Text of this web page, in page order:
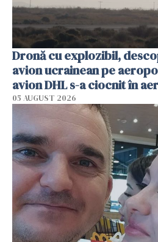
Dronă cu explozibil,
avion ucrainean pe
avion DHL s-a ciocnit în
05 AUGUST 2026